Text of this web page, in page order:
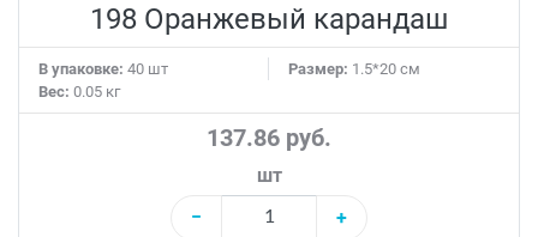
198 Оранжевый карандаш
В упаковке: 40 шт Размер: 1.5*20 см
Вес: 0.05 кг
137.86 руб.
шт
−
+